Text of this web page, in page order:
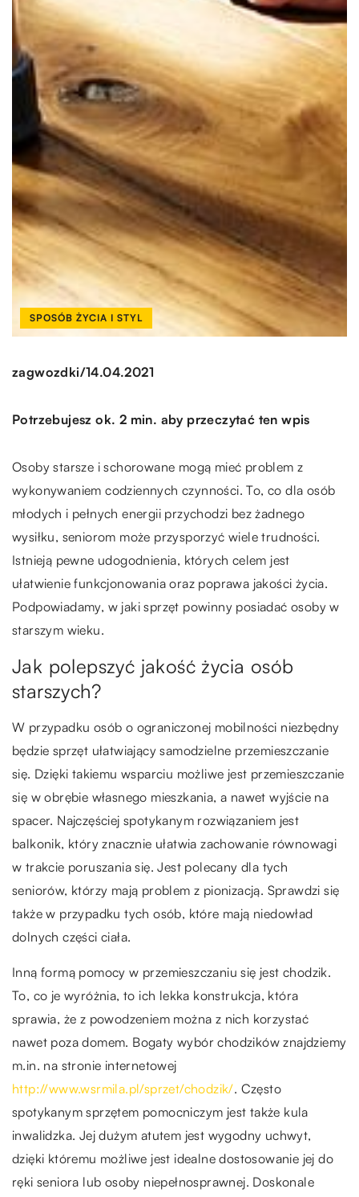
SPOSÓB ŻYCIA I STYL
zagwozdki/14.04.2021
Potrzebujesz ok. 2 min. aby przeczytać ten wpis
Osoby starsze i schorowane mogą mieć problem z
wykonywaniem codziennych czynności. To, co dla osób
młodych i pełnych energii przychodzi bez żadnego
wysiłku, seniorom może przysporzyć wiele trudności.
Istnieją pewne udogodnienia, których celem jest
ułatwienie funkcjonowania oraz poprawa jakości życia.
Podpowiadamy, w jaki sprzęt powinny posiadać osoby w
starszym wieku.
Jak polepszyć jakość życia osób
starszych?
W przypadku osób o ograniczonej mobilności niezbędny
będzie sprzęt ułatwiający samodzielne przemieszczanie
się. Dzięki takiemu wsparciu możliwe jest przemieszczanie
się w obrębie własnego mieszkania, a nawet wyjście na
spacer. Najczęściej spotykanym rozwiązaniem jest
balkonik, który znacznie ułatwia zachowanie równowagi
w trakcie poruszania się. Jest polecany dla tych
seniorów, którzy mają problem z pionizacją. Sprawdzi się
także w przypadku tych osób, które mają niedowład
dolnych części ciała.
Inną formą pomocy w przemieszczaniu się jest chodzik.
To, co je wyróżnia, to ich lekka konstrukcja, która
sprawia, że z powodzeniem można z nich korzystać
nawet poza domem. Bogaty wybór chodzików znajdziemy
m.in. na stronie internetowej
http://www.wsrmila.pl/sprzet/chodzik/. Często
spotykanym sprzętem pomocniczym jest także kula
inwalidzka. Jej dużym atutem jest wygodny uchwyt,
dzięki któremu możliwe jest idealne dostosowanie jej do
ręki seniora lub osoby niepełnosprawnej. Doskonale